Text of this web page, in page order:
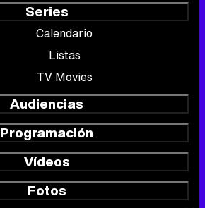
Series
Calendario
Listas
TV Movies
Audiencias
Programación
Vídeos
Fotos